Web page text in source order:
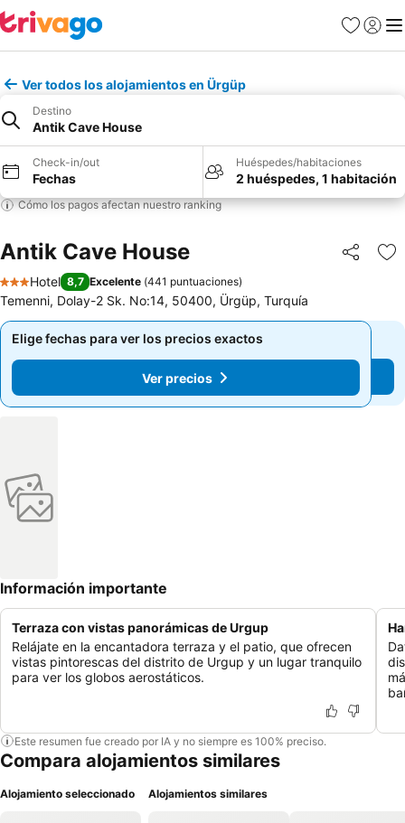
Favoritos
Iniciar
Ver todos los alojamientos en Ürgüp
Destino
Antik Cave House
Check-in/out
Fechas
Huéspedes/habitaciones
2 huéspedes, 1 habitación
Cómo los pagos afectan nuestro ranking
Antik Cave House Compartir
3 Estrellas
Hotel 8,7 Excelente (441 puntuaciones)
Temenni, Dolay-2 Sk. No:14, 50400, Ürgüp, Turquía
Elige fechas para ver los precios exactos
Ver precios
Elige fechas para ver los precios exactos
Ver precios
Información importante
Terraza con vistas panorámicas de Urgup
Relájate en la encantadora terraza y el patio, que ofrecen
vistas pintorescas del distrito de Urgup y un lugar tranquilo
para ver los globos aerostáticos.
Este resumen fue creado por IA y no siempre es 100% preciso.
Compara alojamientos similares
Alojamiento seleccionado Alojamientos similares